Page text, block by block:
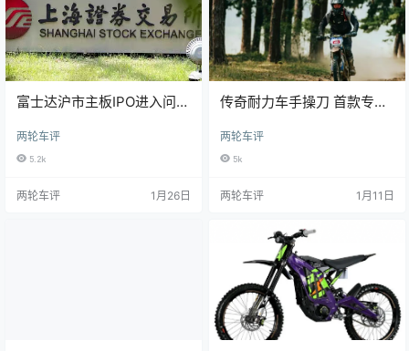
富士达沪市主板IPO进入问询
能制造与研发
两轮车评
5.2k
两轮车评 1月26日
传奇耐力车手操刀 首款专业
重磅推出
两轮车评
5k
两轮车评 1月11日